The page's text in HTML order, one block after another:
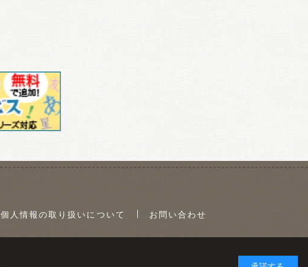
個人情報の取り扱いについて お問い合わせ